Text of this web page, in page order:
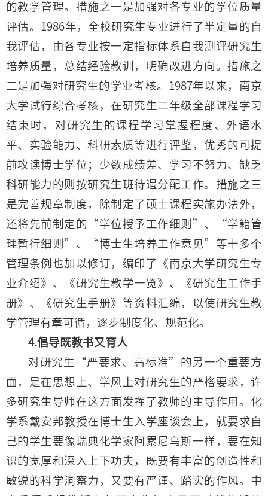
的教学管理。措施之一是加强对各专业的学位质量
评估。1986年，全校研究生专业进行了半定量的自
我评估，由各专业按一定指标体系自我测评研究生
培养质量，总结经验教训，明确改进方向。措施之
二是加强对研究生的学业考核。1987年以来，南京
大学试行综合考核，在研究生二年级全部课程学习
结束时，对研究生的课程学习掌握程度、外语水
平、实验能力、科研素质等进行评鉴，优秀的可提
前攻读博士学位；少数成绩差、学习不努力、缺乏
科研能力的则按研究生班待遇分配工作。措施之三
是完善规章制度，除制定了硕士课程实施办法外，
还将先前制定的“学位授予工作细则”、“学籍管
理暂行细则”、“博士生培养工作意见”等十多个
管理条例也加以修订，编印了《南京大学研究生专
业介绍》、《研究生教学一览》、《研究生工作手
册》、《研究生手册》等资料汇编，以使研究生教
学管理有章可循，逐步制度化、规范化。
4.倡导既教书又育人
对研究生“严要求、高标准”的另一个重要方
面，是在思想上、学风上对研究生的严格要求，许
多研究生导师在这方面发挥了教师的主导作用。化
学系戴安邦教授在博士生入学座谈会上，就要求自
己的学生要像瑞典化学家阿累尼乌斯一样，要在知
识的宽厚和深入上下功夫，既要有丰富的创造性和
敏锐的科学洞察力，又要有严谨、踏实的作风。中